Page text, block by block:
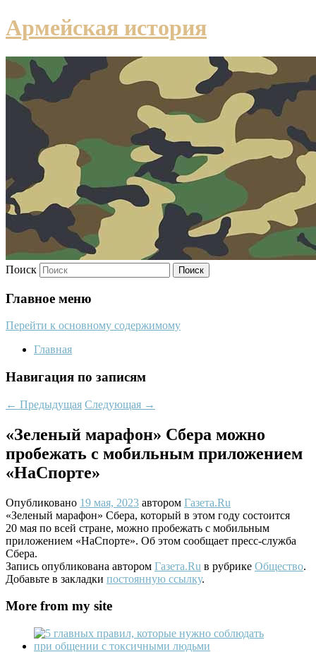
Армейская история
Поиск
Главное меню
Перейти к основному содержимому
Главная
Навигация по записям
← Предыдущая Следующая →
«Зеленый марафон» Сбера можно
пробежать с мобильным приложением
«НаСпорте»
Опубликовано 19 мая, 2023 автором Газета.Ru
«Зеленый марафон» Сбера, который в этом году состоится
20 мая по всей стране, можно пробежать с мобильным
приложением «НаСпорте». Об этом сообщает пресс-служба
Сбера.
Запись опубликована автором Газета.Ru в рубрике Общество.
Добавьте в закладки постоянную ссылку.
More from my site